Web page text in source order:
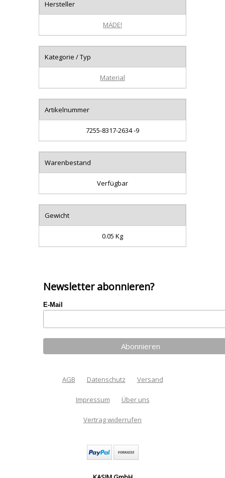
Hersteller
MÄDE!
Kategorie / Typ
Material
Artikelnummer
7255-8317-2634 -9
Warenbestand
Verfügbar
Gewicht
0.05 Kg
Newsletter abonnieren?
E-Mail
AGB Datenschutz Versand
Impressum Über uns
Vertrag widerrufen